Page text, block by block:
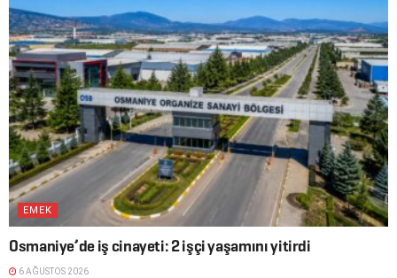
EMEK
Osmaniye’de iş cinayeti: 2 işçi yaşamını yitirdi
6 AĞUSTOS 2026